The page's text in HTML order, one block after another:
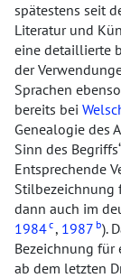
spätestens seit
Literatur und
eine detaillierte
der
Sprachen
bereits bei
Genealogie des
Sinn des Begriffs
Entsprechende
Stilbezeichnung
dann auch im
1984c , 1987 b).
Bezeichnung für
ab dem letzten